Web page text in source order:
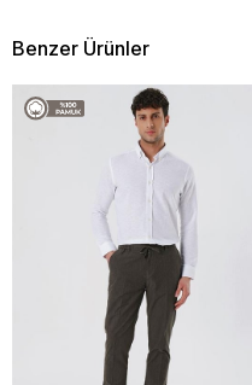
Benzer Ürünler